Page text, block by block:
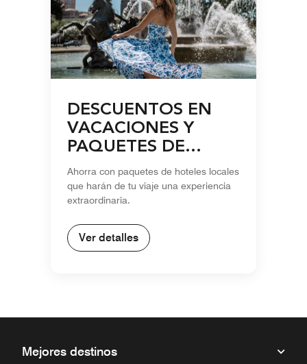
DESCUENTOS EN
VACACIONES Y
PAQUETES DE
TEMPORADA
Ahorra con paquetes de hoteles locales
que harán de tu viaje una experiencia
extraordinaria.
Ver detalles
Mejores destinos